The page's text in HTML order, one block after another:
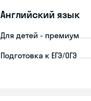
Английский язык
Для детей - премиум
Подготовка к ЕГЭ/ОГЭ